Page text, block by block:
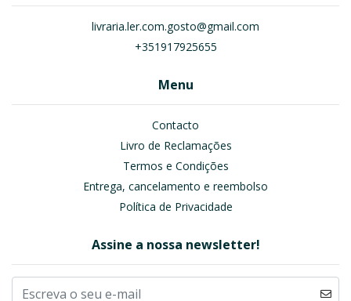
livraria.ler.com.gosto@gmail.com
+351917925655
Menu
Contacto
Livro de Reclamações
Termos e Condições
Entrega, cancelamento e reembolso
Política de Privacidade
Assine a nossa newsletter!